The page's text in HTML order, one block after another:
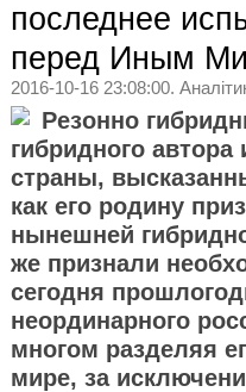
последнее
перед Иным
2016-10-16 23:08:00.
Резонно
гибридного
страны,
как его родину
нынешней
же признали
сегодня
неординарного
многом разделяя
мире, за